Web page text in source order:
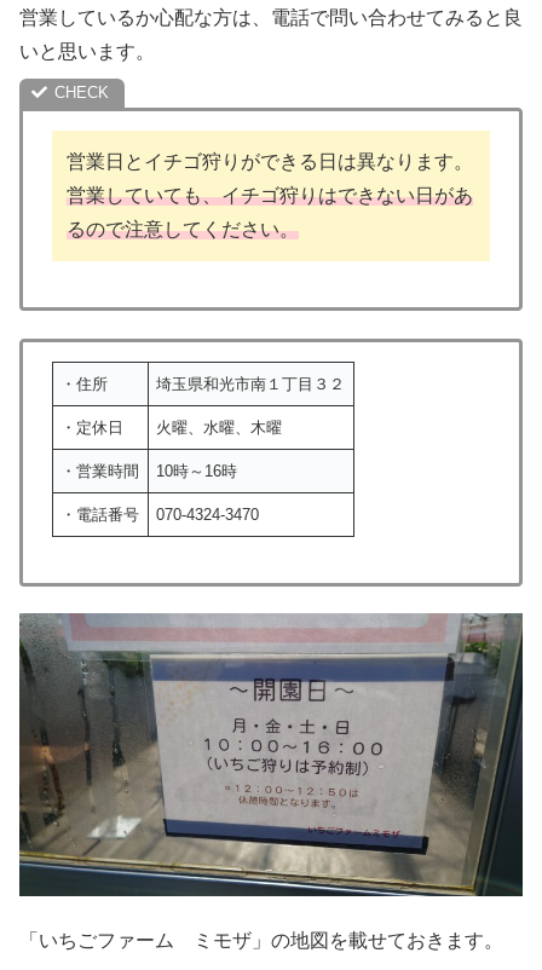
営業しているか心配な方は、電話で問い合わせてみると良
いと思います。
営業日とイチゴ狩りができる日は異なります。
営業していても、イチゴ狩りはできない日があ
るので注意してください。
・住所 埼玉県和光市南１丁目３２
・定休日 火曜、水曜、木曜
・営業時間 10時～16時
・電話番号 070-4324-3470
「いちごファーム ミモザ」の地図を載せておきます。